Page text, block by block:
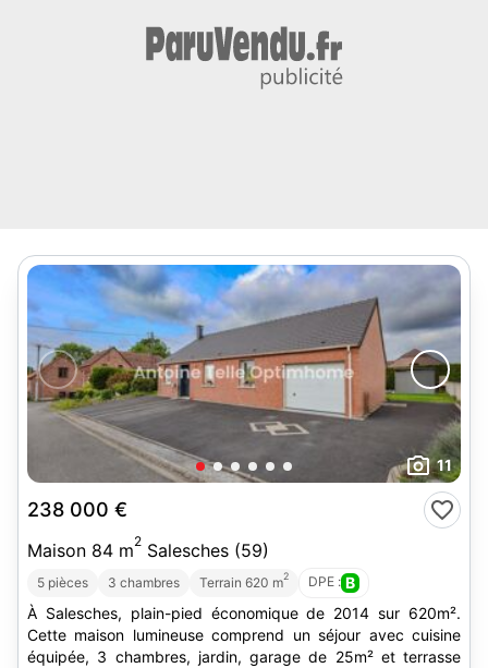
11
238 000 €
Maison 84 m2 Salesches (59)
5 pièces 3 chambres Terrain 620 m2 DPE : B
À Salesches, plain-pied économique de 2014 sur 620m².
Cette maison lumineuse comprend un séjour avec cuisine
équipée, 3 chambres, jardin, garage de 25m² et terrasse